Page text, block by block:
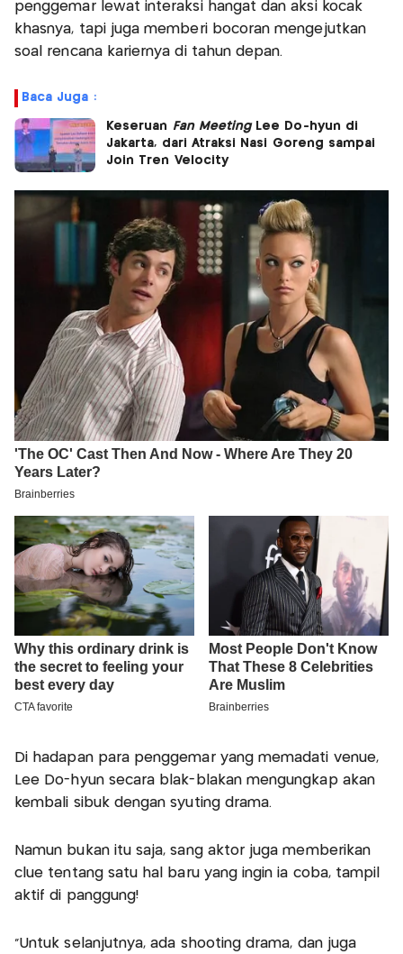
penggemar lewat interaksi hangat dan aksi kocak
khasnya, tapi juga memberi bocoran mengejutkan
soal rencana kariernya di tahun depan.
Baca Juga :
Keseruan Fan MeetingLee Do-hyun di
Jakarta, dari Atraksi Nasi Goreng sampai
Join Tren Velocity
Di hadapan para penggemar yang memadati venue,
Lee Do-hyun secara blak-blakan mengungkap akan
kembali sibuk dengan syuting drama.
Namun bukan itu saja, sang aktor juga memberikan
clue tentang satu hal baru yang ingin ia coba, tampil
aktif di panggung!
“Untuk selanjutnya, ada shooting drama, dan juga